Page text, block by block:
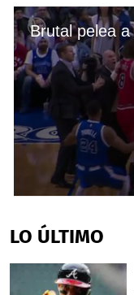
of
1
46
seconds
LO ÚLTIMO